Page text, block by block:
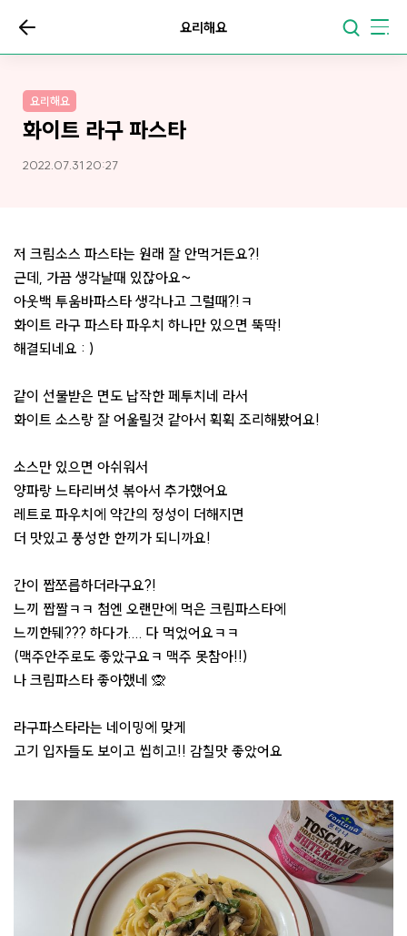
요리해요
요리해요
화이트 라구 파스타
2022.07.31 20:27
저 크림소스 파스타는 원래 잘 안먹거든요?!
근데, 가끔 생각날때 있잖아요~
아웃백 투움바파스타 생각나고 그럴때?!ㅋ
화이트 라구 파스타 파우치 하나만 있으면 뚝딱!
해결되네요 : )
같이 선물받은 면도 납작한 페투치네 라서
화이트 소스랑 잘 어울릴것 같아서 휙휙 조리해봤어요!
소스만 있으면 아쉬워서
양파랑 느타리버섯 볶아서 추가했어요
레트로 파우치에 약간의 정성이 더해지면
더 맛있고 풍성한 한끼가 되니까요!
간이 짭쪼릅하더라구요?!
느끼 짭짤ㅋㅋ 첨엔 오랜만에 먹은 크림파스타에
느끼한뒈??? 하다가.... 다 먹었어요ㅋㅋ
(맥주안주로도 좋았구요ㅋ 맥주 못참아!!)
나 크림파스타 좋아했네 🙊
라구파스타라는 네이밍에 맞게
고기 입자들도 보이고 씹히고!! 감칠맛 좋았어요